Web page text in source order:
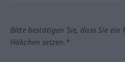
Bitte bestätigen Sie, dass Sie ein
Häkchen setzen.*